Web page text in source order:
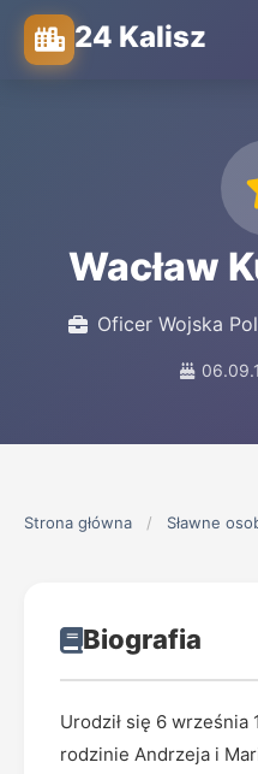
24 Kalisz
Wacław
Oficer Wojska
Strona główna / Sławne
Biografia
Urodził się 6 września
rodzinie Andrzeja i